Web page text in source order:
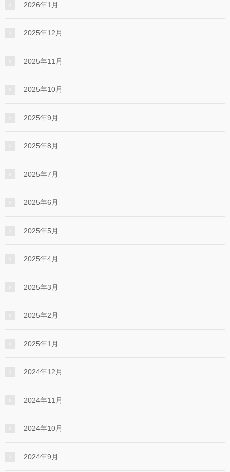
2026年1月
2025年12月
2025年11月
2025年10月
2025年9月
2025年8月
2025年7月
2025年6月
2025年5月
2025年4月
2025年3月
2025年2月
2025年1月
2024年12月
2024年11月
2024年10月
2024年9月